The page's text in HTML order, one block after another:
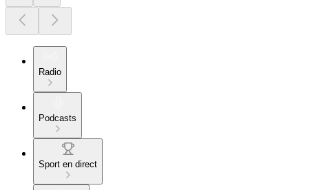
Radio
Podcasts
Sport en direct